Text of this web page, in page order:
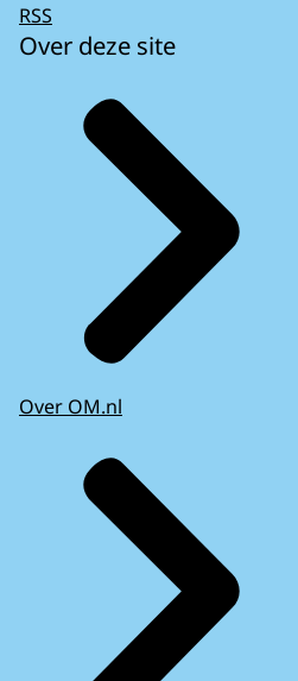
RSS
Over deze site
Over OM.nl